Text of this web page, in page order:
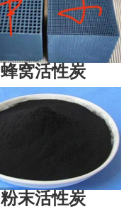
蜂窝活性炭
粉末活性炭